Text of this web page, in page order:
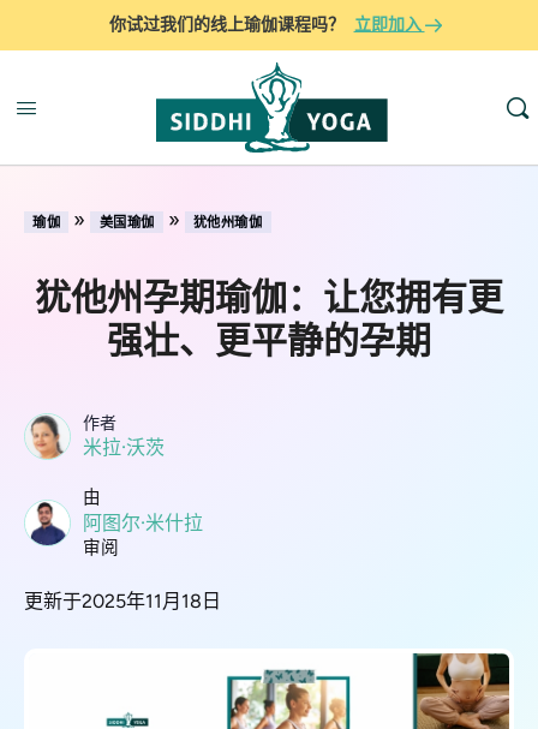
你试过我们的线上瑜伽课程吗？ 立即加入
瑜伽 » 美国瑜伽 » 犹他州瑜伽
犹他州孕期瑜伽：让您拥有更
强壮、更平静的孕期
作者
米拉·沃茨
由
阿图尔·米什拉
审阅
更新于2025年11月18日